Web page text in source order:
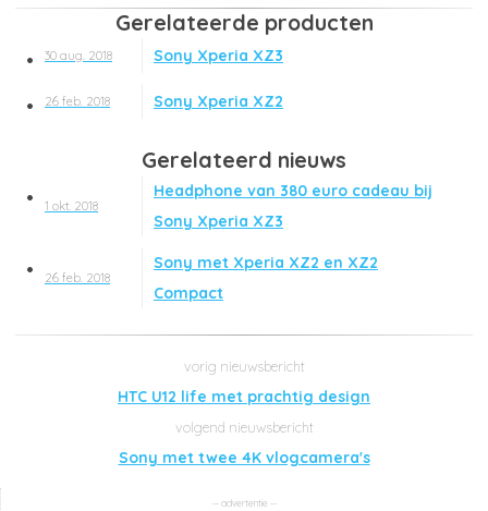
Gerelateerde producten
30 aug. 2018 Sony Xperia XZ3
26 feb. 2018 Sony Xperia XZ2
Gerelateerd nieuws
1 okt. 2018
Headphone van 380 euro cadeau bij
Sony Xperia XZ3
26 feb. 2018
Sony met Xperia XZ2 en XZ2
Compact
HTC U12 life met prachtig design
Sony met twee 4K vlogcamera's